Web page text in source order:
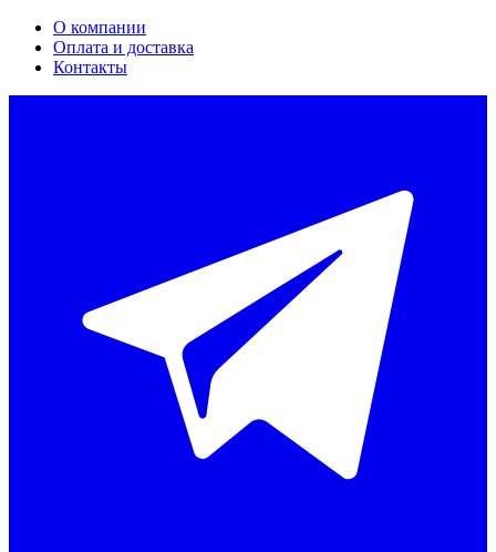
О компании
Оплата и доставка
Контакты